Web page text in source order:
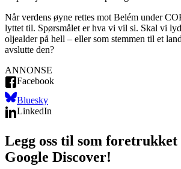
Når verdens øyne rettes mot Belém under
lyttet til. Spørsmålet er hva vi vil si. Skal vi
oljealder på hell – eller som stemmen til et
avslutte den?
ANNONSE
Facebook
Bluesky
LinkedIn
Legg oss til som
Google Discover!